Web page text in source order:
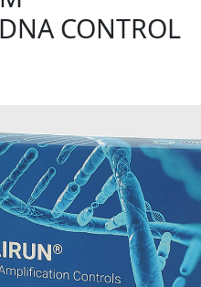
CONTROL